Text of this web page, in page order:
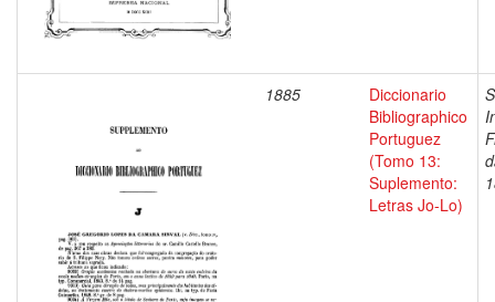
1885
Diccionario
Bibliographico
Portuguez
(Tomo 13:
Suplemento:
Letras Jo-Lo)